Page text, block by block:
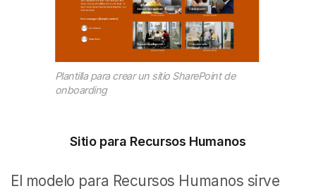
Plantilla para crear un sitio SharePoint de
onboarding
Sitio para Recursos Humanos
El modelo para Recursos Humanos sirve